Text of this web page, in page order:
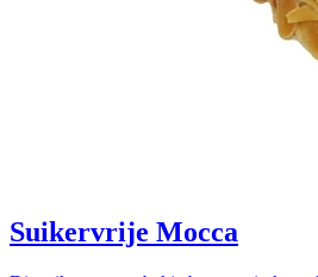
Suikervrije Mocca